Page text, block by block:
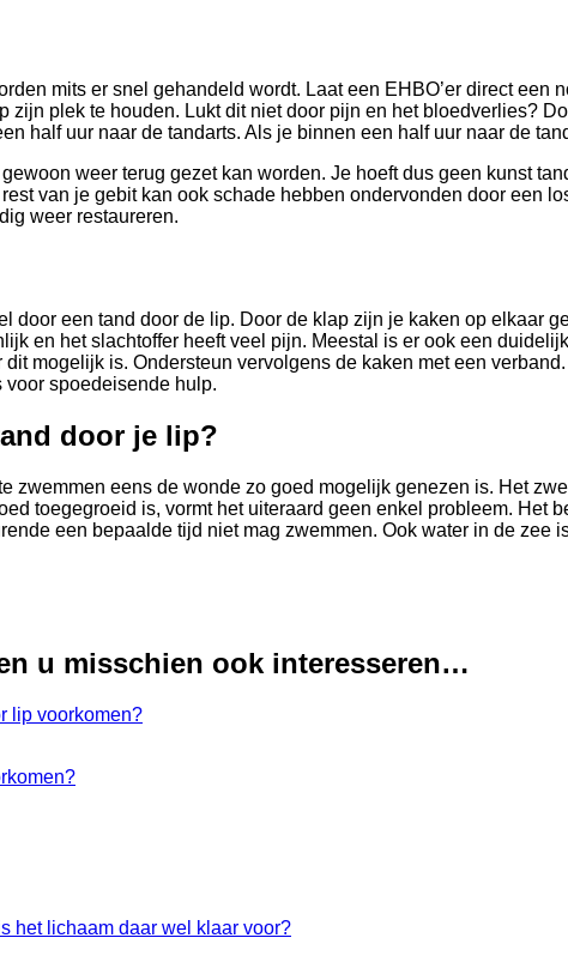
mits er snel gehandeld wordt. Laat een EHBO’er direct
zijn plek te houden. Lukt dit niet door pijn en het bloedverlies?
half uur naar de tandarts. Als je binnen een half uur naar de
weer terug gezet kan worden. Je hoeft dus geen kunst
van je gebit kan ook schade hebben ondervonden door een
weer restaureren.
door een tand door de lip. Door de klap zijn je kaken op elkaar
en het slachtoffer heeft veel pijn. Meestal is er ook een
mogelijk is. Ondersteun vervolgens de kaken met een
voor spoedeisende hulp.
door je lip?
zwemmen eens de wonde zo goed mogelijk genezen is. Het
toegegroeid is, vormt het uiteraard geen enkel probleem.
een bepaalde tijd niet mag zwemmen. Ook water in de
u misschien ook interesseren…